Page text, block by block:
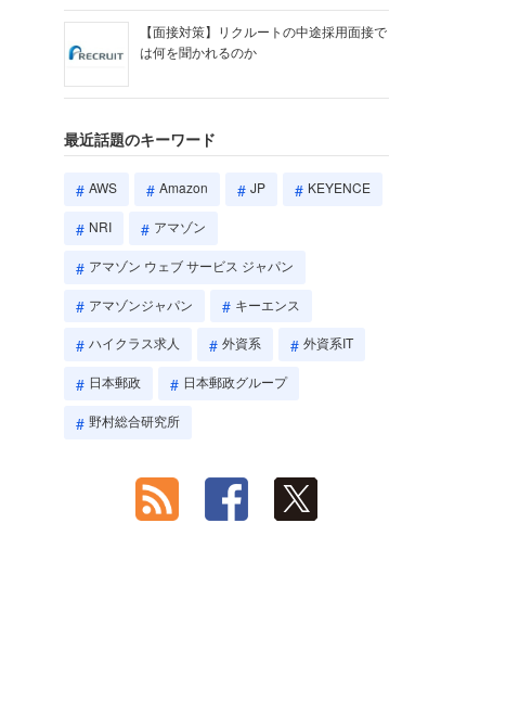
【面接対策】リクルートの中途採用面接で
は何を聞かれるのか
最近話題のキーワード
AWS Amazon JP KEYENCE
NRI アマゾン
アマゾン ウェブ サービス ジャパン
アマゾンジャパン キーエンス
ハイクラス求人 外資系 外資系IT
日本郵政 日本郵政グループ
野村総合研究所